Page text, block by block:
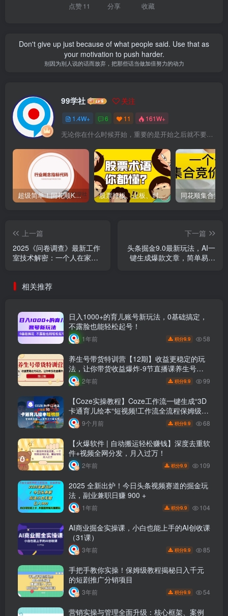
点赞11 分享 收藏
Don't give up just because of what people said. Use that as
your motivation to push harder.
别因为别人说的话而放弃，把那些话当做加倍努力的动力
99学社 关注
1.4W+ 6 11 161W+
无论你在什么时候开始，重要的是开始之后就不要停止
超级简单！同花顺K线界面显示行业概念指标代码图解 股票打板、上板、封板、翘板、炸板是什么意思？炒股你必须懂的暗语！
上一篇
2025《问卷调查》最新工作
室技术解密：一个人在家也
下一篇
头条掘金9.0最新玩法，AI一
键生成爆款文章，简单易上
相关推荐
日入1000+的育儿账号新玩法，0基础搞定，
不露脸也能轻松起号！
1年前 积分9.9 58
养生号带货特训营【12期】收益更稳定的玩
法，让你带货收益爆炸-9节直播课养生号带
货特训营【12期】稳定收益玩法揭秘！9节直
播课带你爆炸带货收益
2年前 积分9.9 99
【Coze实操教程】Coze工作流一键生成“3D
卡通育儿绘本“短视频!工作流全流程保姆级教
学 !1分钟一键生成无人工干预，零基础小白
保姆级教程!
9个月前 积分9.9 68
【火爆软件 | 自动搬运轻松赚钱】深度去重软
件+视频全网分发，月入过万！
2年前 积分9.9 109
2025 全新出炉！今日头条视频赛道的掘金玩
法，副业兼职日赚 900 +
1年前 积分9.9 104
AI商业掘金实操课，小白也能上手的AI创收课
（31课）
3年前 积分9.9 85
手把手教你实操！保姆级教程揭秘日入千元
的短剧推广分销项目
3年前 积分9.9 54
营销实操与管理全面升级：核心框架、案例